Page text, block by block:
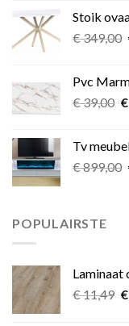
Stoik
€349,00
Pvc
€39,00 €
Tv
€899,00
POPULAIRSTE
Laminaat
€11,49 €